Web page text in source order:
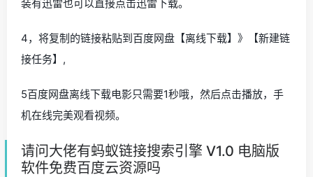
装有迅雷也可以直接点击迅雷下载。
4，将复制的链接粘贴到百度网盘【离线下载】》【新建链
接任务】,
5百度网盘离线下载电影只需要1秒哦，然后点击播放，手
机在线完美观看视频。
请问大佬有蚂蚁链接搜索引擎 V1.0 电脑版
软件免费百度云资源吗